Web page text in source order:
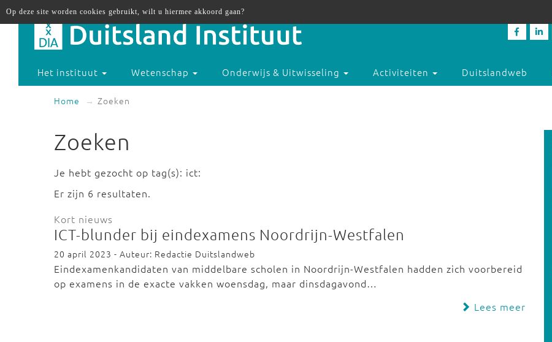
Het instituut Wetenschap Onderwijs & Uitwisseling Activiteiten Duitslandweb
Home Zoeken
Zoeken
Je hebt gezocht op tag(s): ict:
Er zijn 6 resultaten.
Kort nieuws
ICT-blunder bij eindexamens Noordrijn-Westfalen
20 april 2023 - Auteur: Redactie Duitslandweb
Eindexamenkandidaten van middelbare scholen in Noordrijn-Westfalen hadden zich voorbereid
op examens in de exacte vakken woensdag, maar dinsdagavond…
Lees meer
Op deze site worden cookies gebruikt, wilt u hiermee akkoord gaan?